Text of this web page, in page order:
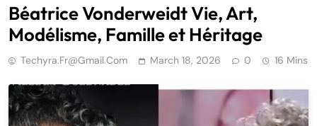
Béatrice Vonderweidt Vie, Art,
Modélisme, Famille et Héritage
Techyra.fr@gmail.com March 18, 2026 0 16 Mins